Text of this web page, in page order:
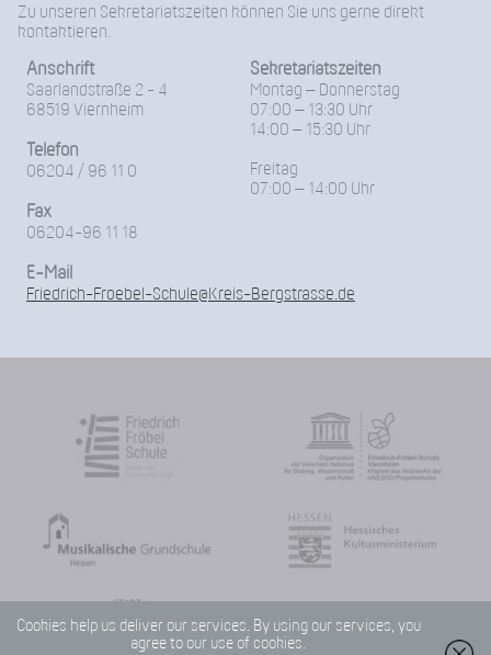
Zu unseren Sekretariatszeiten können Sie uns gerne direkt
kontaktieren.
Anschrift
Saarlandstraße 2 - 4
68519 Viernheim
Telefon
06204 / 96 11 0
Fax
06204-96 11 18
Sekretariatszeiten
Montag – Donnerstag
07:00 – 13:30 Uhr
14:00 – 15:30 Uhr
Freitag
07:00 – 14:00 Uhr
E-Mail
Friedrich-Froebel-Schule@Kreis-Bergstrasse.de
Cookies help us deliver our services. By using our services, you
agree to our use of cookies.